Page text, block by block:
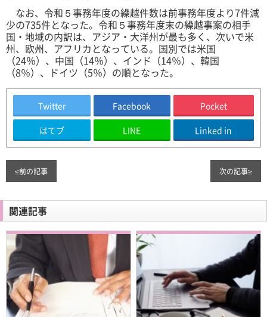
なお、令和５事務年度の繰越件数は前事務年度より7件減
少の735件となった。令和５事務年度末の繰越事案の相手
国・地域の内訳は、アジア・大洋州が最も多く、次いで米
州、欧州、アフリカとなっている。国別では米国
（24％）、中国（14％）、インド（14％）、韓国
（8％）、ドイツ（5％）の順となった。
Twitter Facebook Pocket
はてブ LINE Linked in
≤前の記事 次の記事≥
関連記事